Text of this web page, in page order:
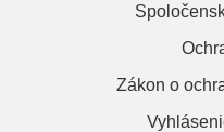
Zákon o